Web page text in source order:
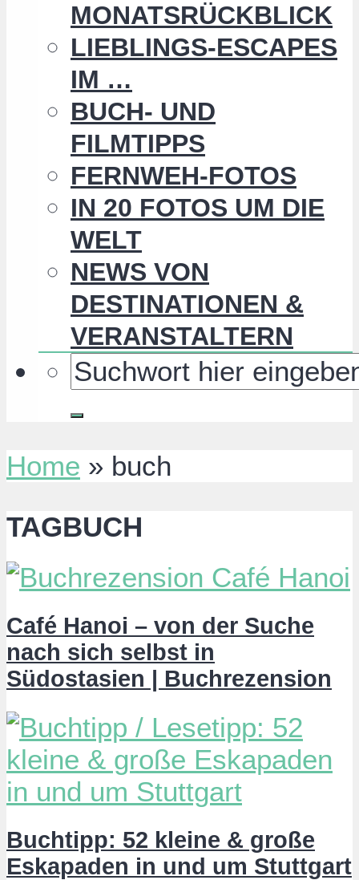
MONATSRÜCKBLICK
LIEBLINGS-ESCAPES
IM …
BUCH- UND
FILMTIPPS
FERNWEH-FOTOS
IN 20 FOTOS UM DIE
WELT
NEWS VON
DESTINATIONEN &
VERANSTALTERN
Home » buch
TAGBUCH
Café Hanoi – von der Suche
nach sich selbst in
Südostasien | Buchrezension
Buchtipp: 52 kleine & große
Eskapaden in und um Stuttgart